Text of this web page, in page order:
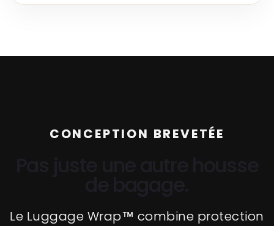
CONCEPTION BREVETÉE
Le Luggage Wrap™ combine protection